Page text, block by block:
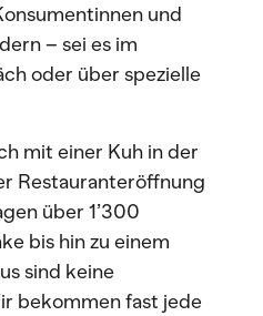
und
– sei es im
oder über spezielle
mit einer Kuh in der
Restauranteröffnung
über 1’300
bis hin zu einem
sind keine
bekommen fast jede